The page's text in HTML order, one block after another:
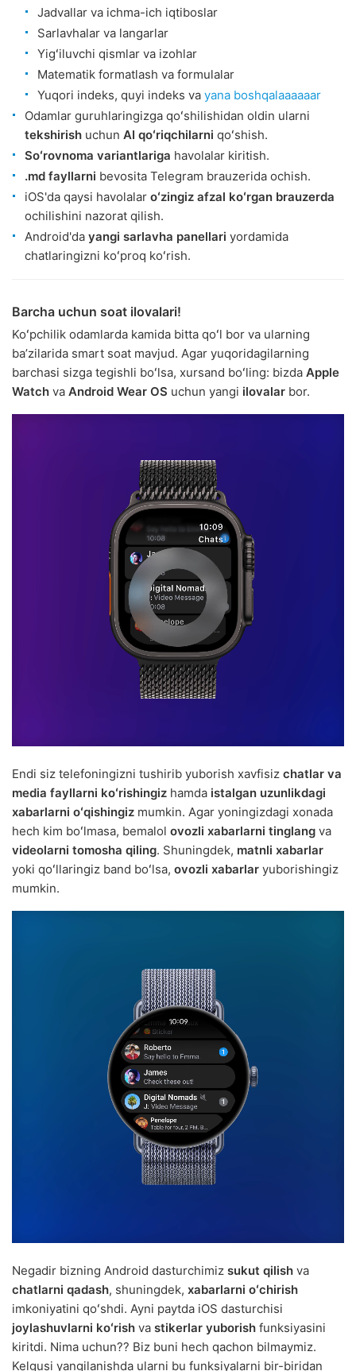
Jadvallar va ichma-ich iqtiboslar
Sarlavhalar va langarlar
Yigʻiluvchi qismlar va izohlar
Matematik formatlash va formulalar
Yuqori indeks, quyi indeks va yana boshqalaaaaaar
Odamlar guruhlaringizga qoʻshilishidan oldin ularni
tekshirish uchun AI qoʻriqchilarni qoʻshish.
Soʻrovnoma variantlariga havolalar kiritish.
.md fayllarni bevosita Telegram brauzerida ochish.
iOS'da qaysi havolalar oʻzingiz afzal koʻrgan brauzerda
ochilishini nazorat qilish.
Android'da yangi sarlavha panellari yordamida
chatlaringizni koʻproq koʻrish.
Barcha uchun soat ilovalari!
Koʻpchilik odamlarda kamida bitta qoʻl bor va ularning
baʼzilarida smart soat mavjud. Agar yuqoridagilarning
barchasi sizga tegishli boʻlsa, xursand boʻling: bizda Apple
Watch va Android Wear OS uchun yangi ilovalar bor.
Endi siz telefoningizni tushirib yuborish xavfisiz chatlar va
media fayllarni koʻrishingiz hamda istalgan uzunlikdagi
xabarlarni oʻqishingiz mumkin. Agar yoningizdagi xonada
hech kim boʻlmasa, bemalol ovozli xabarlarni tinglang va
videolarni tomosha qiling. Shuningdek, matnli xabarlar
yoki qoʻllaringiz band boʻlsa, ovozli xabarlar yuborishingiz
mumkin.
Negadir bizning Android dasturchimiz sukut qilish va
chatlarni qadash, shuningdek, xabarlarni oʻchirish
imkoniyatini qoʻshdi. Ayni paytda iOS dasturchisi
joylashuvlarni koʻrish va stikerlar yuborish funksiyasini
kiritdi. Nima uchun?? Biz buni hech qachon bilmaymiz.
Kelgusi yangilanishda ularni bu funksiyalarni bir-biridan